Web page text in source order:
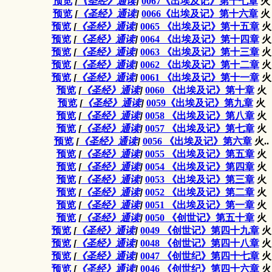
预览 [《圣经》通读] 0066《出埃及记》第十六章 火
预览 [《圣经》通读] 0065 《出埃及记》第十五章 火
预览 [《圣经》通读] 0064 《出埃及记》第十四章 火
预览 [《圣经》通读] 0063 《出埃及记》第十三章 火
预览 [《圣经》通读] 0062 《出埃及记》第十二章 火
预览 [《圣经》通读] 0061 《出埃及记》第十一章 火
预览 [《圣经》通读] 0060 《出埃及记》第十章 火
预览 [《圣经》通读] 0059《出埃及记》第九章 火
预览 [《圣经》通读] 0058 《出埃及记》第八章 火
预览 [《圣经》通读] 0057 《出埃及记》第七章 火
预览 [《圣经》通读] 0056 《出埃及记》第六章 火..
预览 [《圣经》通读] 0055 《出埃及记》第五章 火
预览 [《圣经》通读] 0054 《出埃及记》第四章 火
预览 [《圣经》通读] 0053 《出埃及记》第三章 火
预览 [《圣经》通读] 0052 《出埃及记》第二章 火
预览 [《圣经》通读] 0051 《出埃及记》第一章 火
预览 [《圣经》通读] 0050 《创世记》第五十章 火
预览 [《圣经》通读] 0049 《创世记》第四十九章 火
预览 [《圣经》通读] 0048 《创世记》第四十八章 火
预览 [《圣经》通读] 0047 《创世纪》第四十七章 火
预览 [《圣经》通读] 0046 《创世纪》第四十六章 火